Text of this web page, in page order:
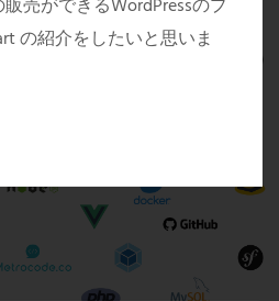
売ができるWordPressのプ
の紹介をしたいと思いま